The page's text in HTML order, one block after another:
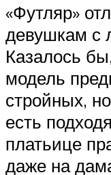
«Футляр»
девушкам с
Казалось
модель
стройных,
есть
платьице
даже на